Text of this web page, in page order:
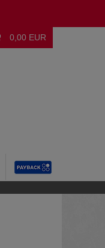
0,00 EUR